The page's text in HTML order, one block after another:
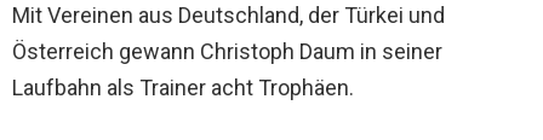
Mit Vereinen aus Deutschland, der Türkei und
Österreich gewann Christoph Daum in seiner
Laufbahn als Trainer acht Trophäen.